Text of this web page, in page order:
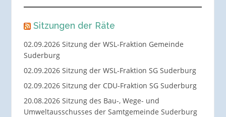
Sitzungen der Räte
02.09.2026 Sitzung der WSL-Fraktion Gemeinde
Suderburg
02.09.2026 Sitzung der WSL-Fraktion SG Suderburg
02.09.2026 Sitzung der CDU-Fraktion SG Suderburg
20.08.2026 Sitzung des Bau-, Wege- und
Umweltausschusses der Samtgemeinde Suderburg